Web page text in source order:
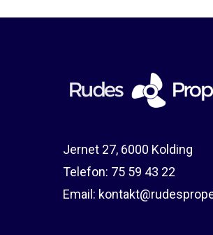
Jernet 27, 6000 Kolding
Telefon: 75 59 43 22
Email: